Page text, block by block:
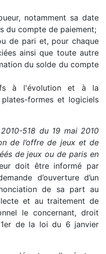
notamment sa date
du compte de paiement;
de pari et, pour chaque
ainsi que toute autre
du solde du compte
à l'évolution et à la
formes et logiciels
518 du 19 mai 2010
de l’offre de jeux et de
de jeux ou de paris en
doit être informé par
d’ouverture d’un
de sa part au
et au traitement de
le concernant, droit
de la loi du 6 janvier